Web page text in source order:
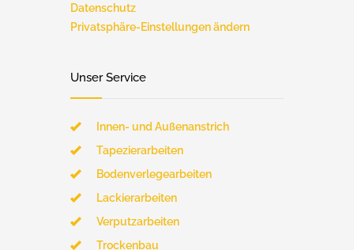
Datenschutz
Privatsphäre-Einstellungen ändern
Unser Service
Innen- und Außenanstrich
Tapezierarbeiten
Bodenverlegearbeiten
Lackierarbeiten
Verputzarbeiten
Trockenbau